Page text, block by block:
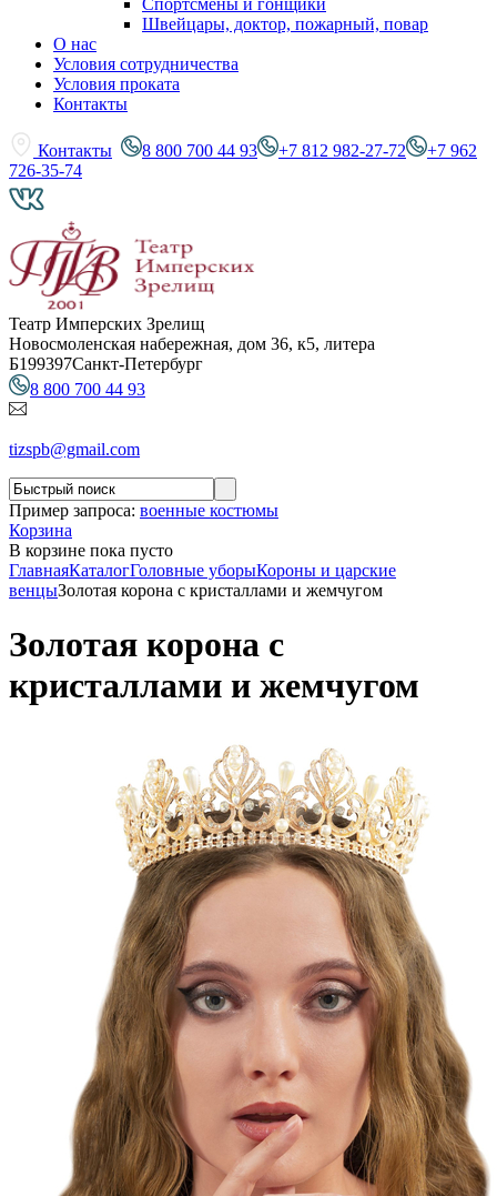
Спортсмены и гонщики
Швейцары, доктор, пожарный, повар
О нас
Условия сотрудничества
Условия проката
Контакты
Контакты 8 800 700 44 93 +7 812 982-27-72
+7 962
726-35-74
Театр Имперских Зрелищ
Новосмоленская набережная, дом 36, к5, литера
Б199397Санкт-Петербург
8 800 700 44 93
tizspb@gmail.com
Пример запроса: военные костюмы
Корзина
В корзине пока пусто
ГлавнаяКаталогГоловные уборыКороны и царские
венцыЗолотая корона с кристаллами и жемчугом
Золотая корона с
кристаллами и жемчугом